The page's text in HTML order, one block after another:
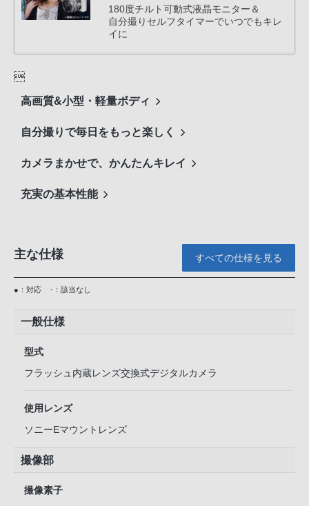
180度チルト可動式液晶モニター＆
自分撮りセルフタイマーでいつでもキレ
イに

高画質&小型・軽量ボディ
自分撮りで毎日をもっと楽しく
カメラまかせで、かんたんキレイ
充実の基本性能
主な仕様 すべての仕様を見る
●：対応 -：該当なし
一般仕様
型式
フラッシュ内蔵レンズ交換式デジタルカメラ
使用レンズ
ソニーEマウントレンズ
撮像部
撮像素子